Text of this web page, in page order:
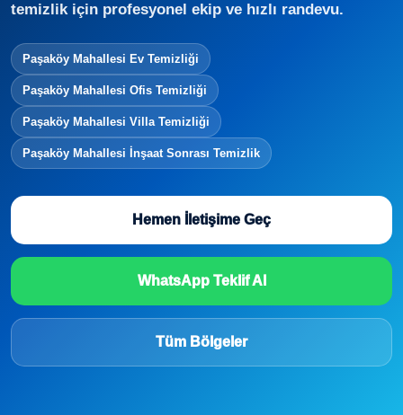
temizlik için profesyonel ekip ve hızlı randevu.
Paşaköy Mahallesi Ev Temizliği
Paşaköy Mahallesi Ofis Temizliği
Paşaköy Mahallesi Villa Temizliği
Paşaköy Mahallesi İnşaat Sonrası Temizlik
Hemen İletişime Geç
WhatsApp Teklif Al
Tüm Bölgeler